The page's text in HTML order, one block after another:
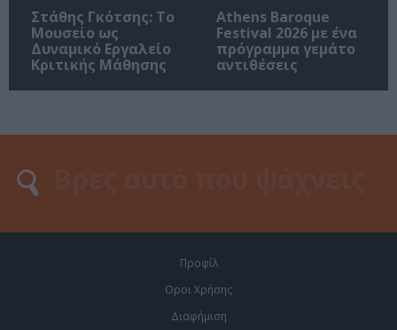
Στάθης Γκότσης: Το
Μουσείο ως
Δυναμικό Εργαλείο
Κριτικής Μάθησης
Athens Baroque
Festival 2026 με ένα
πρόγραμμα γεμάτο
αντιθέσεις
Προφίλ
Οροι Χρήσης
Διαφήμιση